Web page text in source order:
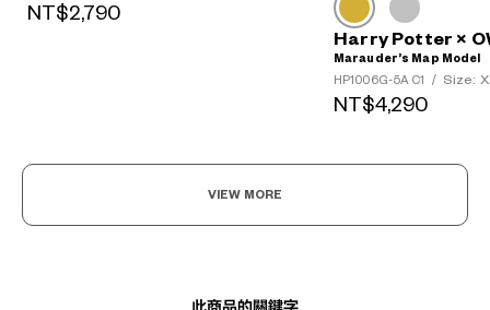
NT$2,790
Harry Potter ×
Marauder’s Map Model
HP1006G-5A C1
/ Size:
NT$4,290
VIEW MORE